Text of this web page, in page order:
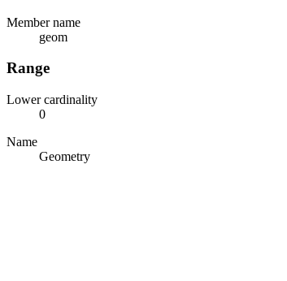
Member name
geom
Range
Lower cardinality
0
Name
Geometry